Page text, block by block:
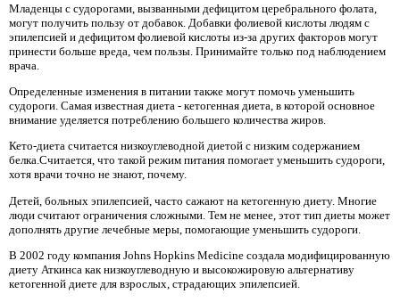
Младенцы с судорогами, вызванными дефицитом церебрального фолата,
могут получить пользу от добавок. Добавки фолиевой кислоты людям с
эпилепсией и дефицитом фолиевой кислоты из-за других факторов могут
принести больше вреда, чем пользы. Принимайте только под наблюдением
врача.
Определенные изменения в питании также могут помочь уменьшить
судороги. Самая известная диета - кетогенная диета, в которой основное
внимание уделяется потреблению большего количества жиров.
Кето-диета считается низкоуглеводной диетой с низким содержанием
белка.Считается, что такой режим питания помогает уменьшить судороги,
хотя врачи точно не знают, почему.
Детей, больных эпилепсией, часто сажают на кетогенную диету. Многие
люди считают ограничения сложными. Тем не менее, этот тип диеты может
дополнять другие лечебные меры, помогающие уменьшить судороги.
В 2002 году компания Johns Hopkins Medicine создала модифицированную
диету Аткинса как низкоуглеводную и высокожировую альтернативу
кетогенной диете для взрослых, страдающих эпилепсией.